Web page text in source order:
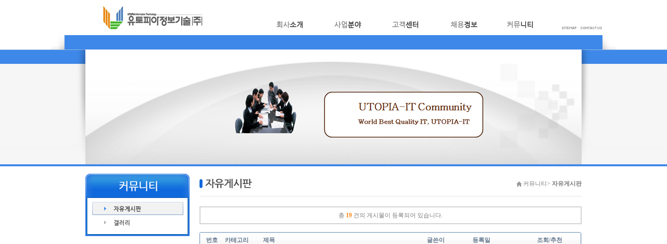
커뮤니티> 자유게시판
총 19 건의 게시물이 등록되어 있습니다.
번호 카테고리 제목 글쓴이 등록일 조회/추천